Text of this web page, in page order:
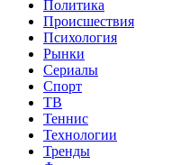
Политика
Происшествия
Психология
Рынки
Сериалы
Спорт
ТВ
Теннис
Технологии
Тренды